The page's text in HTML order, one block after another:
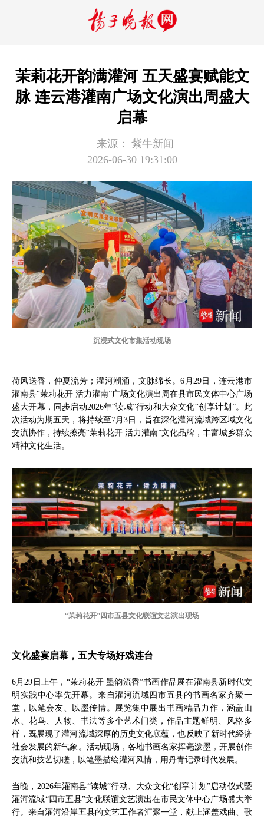
茉莉花开韵满灌河 五天盛宴赋能文
脉 连云港灌南广场文化演出周盛大
启幕
来源：
紫牛新闻
2026-06-30 19:31:00
沉浸式文化市集活动现场
荷风送香，仲夏流芳；灌河潮涌，文脉绵长。6月29日，连云港市
灌南县“茉莉花开 活力灌南”广场文化演出周在县市民文体中心广场
盛大开幕，同步启动2026年“读城”行动和大众文化“创享计划”。此
次活动为期五天，将持续至7月3日，旨在深化灌河流域跨区域文化
交流协作，持续擦亮“茉莉花开 活力灌南”文化品牌，丰富城乡群众
精神文化生活。
“茉莉花开”四市五县文化联谊文艺演出现场
文化盛宴启幕，五大专场好戏连台
6月29日上午，“茉莉花开 墨韵流香”书画作品展在灌南县新时代文
明实践中心率先开幕。来自灌河流域四市五县的书画名家齐聚一
堂，以笔会友、以墨传情。展览集中展出书画精品力作，涵盖山
水、花鸟、人物、书法等多个艺术门类，作品主题鲜明、风格多
样，既展现了灌河流域深厚的历史文化底蕴，也反映了新时代经济
社会发展的新气象。活动现场，各地书画名家挥毫泼墨，开展创作
交流和技艺切磋，以笔墨描绘灌河风情，用丹青记录时代发展。
当晚，2026年灌南县“读城”行动、大众文化“创享计划”启动仪式暨
灌河流域“四市五县”文化联谊文艺演出在市民文体中心广场盛大举
行。来自灌河沿岸五县的文艺工作者汇聚一堂，献上涵盖戏曲、歌